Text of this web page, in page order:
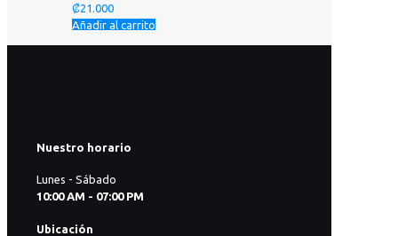
₡21.000
Añadir al carrito
Nuestro horario
Lunes - Sábado
10:00 AM - 07:00 PM
Ubicación